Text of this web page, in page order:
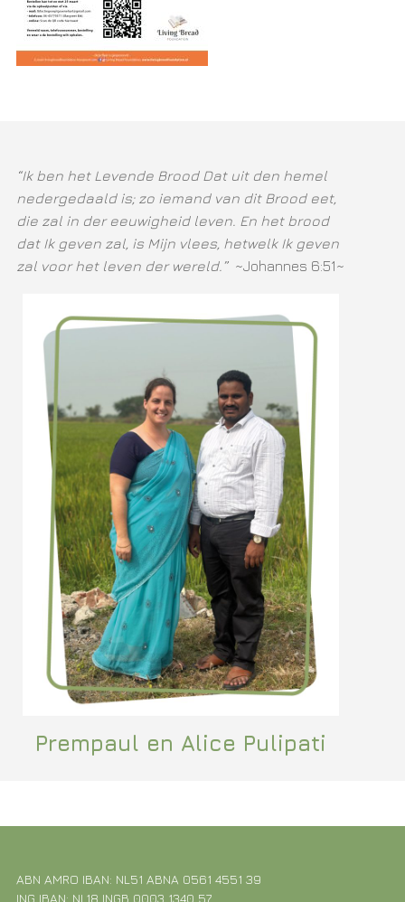
“Ik ben het Levende Brood Dat uit den hemel
nedergedaald is; zo iemand van dit Brood eet,
die zal in der eeuwigheid leven. En het brood
dat Ik geven zal, is Mijn vlees, hetwelk Ik geven
zal voor het leven der wereld.” ~Johannes 6:51~
Prempaul en Alice Pulipati
ABN AMRO IBAN: NL51 ABNA 0561 4551 39
ING IBAN: NL18 INGB 0003 1340 57